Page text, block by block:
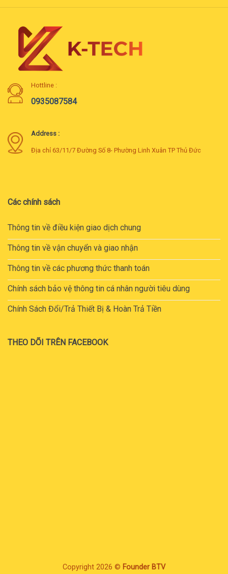
Các chính sách
Thông tin về điều kiện giao dịch chung
Thông tin về vận chuyển và giao nhận
Thông tin về các phương thức thanh toán
Chính sách bảo vệ thông tin cá nhân người tiêu dùng
Chính Sách Đổi/Trả Thiết Bị & Hoàn Trả Tiền
THEO DÕI TRÊN FACEBOOK